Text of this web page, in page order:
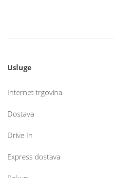
Usluge
Internet trgovina
Dostava
Drive In
Express dostava